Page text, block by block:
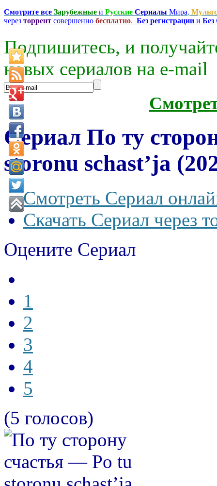
Смотрите все Зарубежные и Русские Сериалы Мира,
через торрент совершенно бесплатно. Без регистрации и
Подпишитесь, и
новых сериалов на e-mаil
Сериал По ту
storonu schast’ja
Смотреть Сериал
Скачать Сериал через
Оцените Сериал
1
2
3
4
5
(5 голосов)